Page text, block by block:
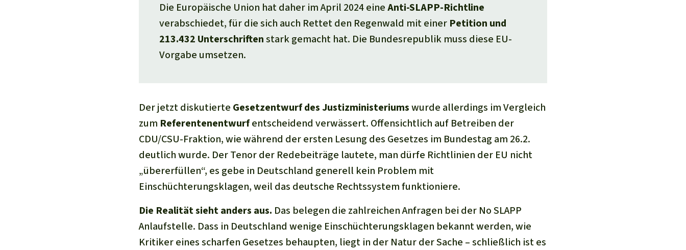
Die Europäische Union hat daher im April 2024 eineAnti-SLAPP-Richtline
verabschiedet, für die sich auch Rettet den Regenwald mit einer Petition und
213.432 Unterschriftenstark gemacht hat. Die Bundesrepublik muss diese EU-
Vorgabe umsetzen.
Der jetzt diskutierte Gesetzentwurf des Justizministeriumswurde allerdings im Vergleich
zum Referentenentwurfentscheidend verwässert. Offensichtlich auf Betreiben der
CDU/CSU-Fraktion, wie während der ersten Lesung des Gesetzes im Bundestag am 26.2.
deutlich wurde. Der Tenor der Redebeiträge lautete, man dürfe Richtlinien der EU nicht
„übererfüllen“, es gebe in Deutschland generell kein Problem mit
Einschüchterungsklagen, weil das deutsche Rechtssystem funktioniere.
Die Realität sieht anders aus. Das belegen die zahlreichen Anfragen bei der No SLAPP
Anlaufstelle. Dass in Deutschland wenige Einschüchterungsklagen bekannt werden, wie
Kritiker eines scharfen Gesetzes behaupten, liegt in der Natur der Sache – schließlich ist es